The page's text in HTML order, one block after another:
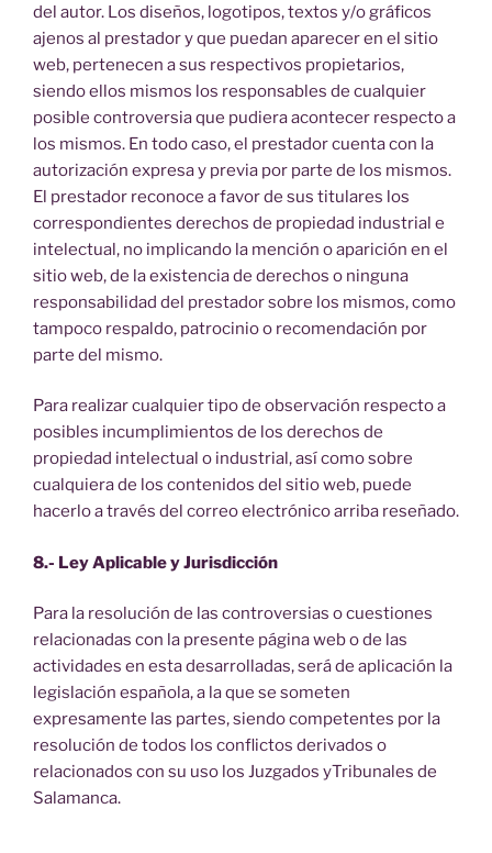
del autor. Los diseños, logotipos, textos y/o gráficos
ajenos al prestador y que puedan aparecer en el sitio
web, pertenecen a sus respectivos propietarios,
siendo ellos mismos los responsables de cualquier
posible controversia que pudiera acontecer respecto a
los mismos. En todo caso, el prestador cuenta con la
autorización expresa y previa por parte de los mismos.
El prestador reconoce a favor de sus titulares los
correspondientes derechos de propiedad industrial e
intelectual, no implicando la mención o aparición en el
sitio web, de la existencia de derechos o ninguna
responsabilidad del prestador sobre los mismos, como
tampoco respaldo, patrocinio o recomendación por
parte del mismo.
Para realizar cualquier tipo de observación respecto a
posibles incumplimientos de los derechos de
propiedad intelectual o industrial, así como sobre
cualquiera de los contenidos del sitio web, puede
hacerlo a través del correo electrónico arriba reseñado.
8.- Ley Aplicable y Jurisdicción
Para la resolución de las controversias o cuestiones
relacionadas con la presente página web o de las
actividades en esta desarrolladas, será de aplicación la
legislación española, a la que se someten
expresamente las partes, siendo competentes por la
resolución de todos los conflictos derivados o
relacionados con su uso los Juzgados yTribunales de
Salamanca.